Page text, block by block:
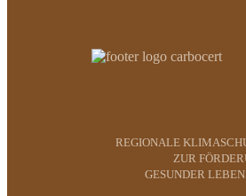
REGIONALE
ZUR
GESUNDER